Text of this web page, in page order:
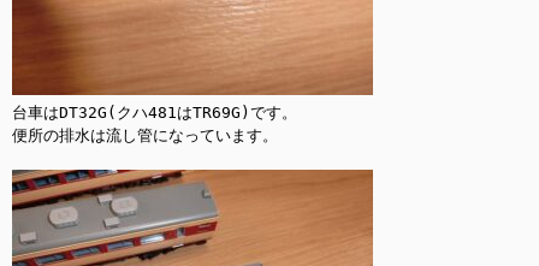
台車はDT32G(クハ481はTR69G)です。
便所の排水は流し管になっています。